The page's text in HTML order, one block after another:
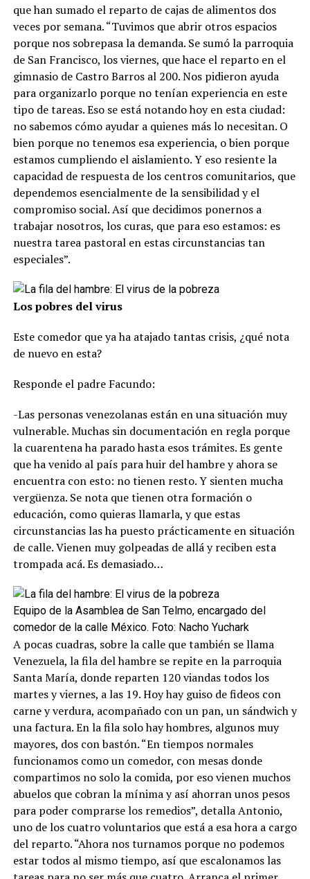
que han sumado el reparto de cajas de alimentos dos
veces por semana. “Tuvimos que abrir otros espacios
porque nos sobrepasa la demanda. Se sumó la parroquia
de San Francisco, los viernes, que hace el reparto en el
gimnasio de Castro Barros al 200. Nos pidieron ayuda
para organizarlo porque no tenían experiencia en este
tipo de tareas. Eso se está notando hoy en esta ciudad:
no sabemos cómo ayudar a quienes más lo necesitan. O
bien porque no tenemos esa experiencia, o bien porque
estamos cumpliendo el aislamiento. Y eso resiente la
capacidad de respuesta de los centros comunitarios, que
dependemos esencialmente de la sensibilidad y el
compromiso social. Así que decidimos ponernos a
trabajar nosotros, los curas, que para eso estamos: es
nuestra tarea pastoral en estas circunstancias tan
especiales”.
Los pobres del virus
Este comedor que ya ha atajado tantas crisis, ¿qué nota
de nuevo en esta?
Responde el padre Facundo:
-Las personas venezolanas están en una situación muy
vulnerable. Muchas sin documentación en regla porque
la cuarentena ha parado hasta esos trámites. Es gente
que ha venido al país para huir del hambre y ahora se
encuentra con esto: no tienen resto. Y sienten mucha
vergüenza. Se nota que tienen otra formación o
educación, como quieras llamarla, y que estas
circunstancias las ha puesto prácticamente en situación
de calle. Vienen muy golpeadas de allá y reciben esta
trompada acá. Es demasiado…
Equipo de la Asamblea de San Telmo, encargado del
comedor de la calle México. Foto: Nacho Yuchark
A pocas cuadras, sobre la calle que también se llama
Venezuela, la fila del hambre se repite en la parroquia
Santa María, donde reparten 120 viandas todos los
martes y viernes, a las 19. Hoy hay guiso de fideos con
carne y verdura, acompañado con un pan, un sándwich y
una factura. En la fila solo hay hombres, algunos muy
mayores, dos con bastón. “En tiempos normales
funcionamos como un comedor, con mesas donde
compartimos no solo la comida, por eso vienen muchos
abuelos que cobran la mínima y así ahorran unos pesos
para poder comprarse los remedios”, detalla Antonio,
uno de los cuatro voluntarios que está a esa hora a cargo
del reparto. “Ahora nos turnamos porque no podemos
estar todos al mismo tiempo, así que escalonamos las